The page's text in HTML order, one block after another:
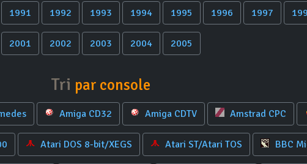
1991 1992 1993 1994 1995 1996 1997
2001 2002 2003 2004 2005
Tri par console
Amiga CD32 Amiga CDTV Amstrad CPC
Atari DOS 8-bit/XEGS Atari ST/Atari TOS BBC